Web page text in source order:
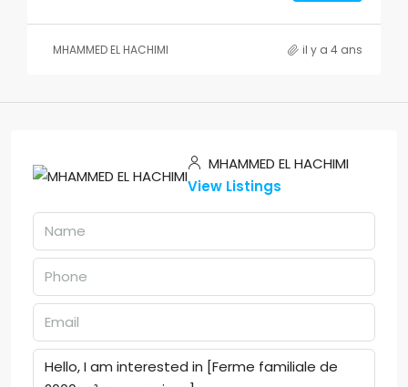
MHAMMED EL HACHIMI il y a 4 ans
MHAMMED EL HACHIMI
View Listings